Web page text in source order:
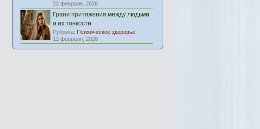
22 февраля, 2026
Грани притяжения между людьми
и их тонкости
Рубрика: Психическое здоровье
12 февраля, 2026